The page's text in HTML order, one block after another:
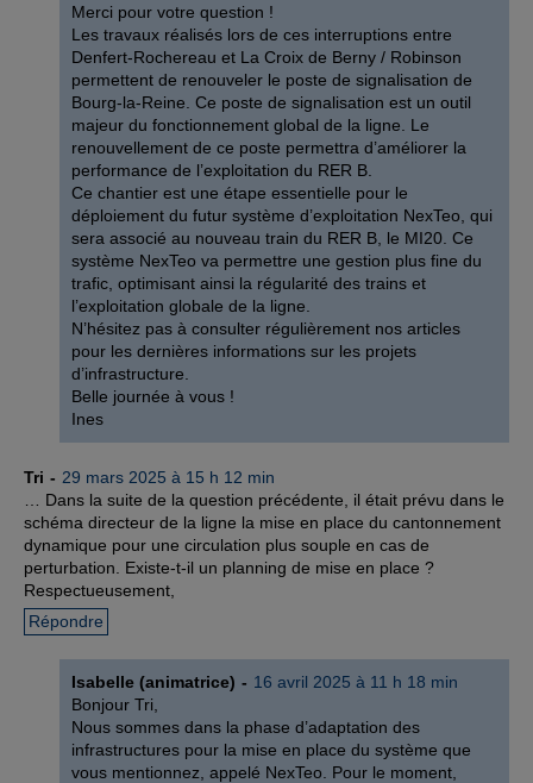
Merci pour votre question !
Les travaux réalisés lors de ces interruptions entre
Denfert-Rochereau et La Croix de Berny / Robinson
permettent de renouveler le poste de signalisation de
Bourg-la-Reine. Ce poste de signalisation est un outil
majeur du fonctionnement global de la ligne. Le
renouvellement de ce poste permettra d’améliorer la
performance de l’exploitation du RER B.
Ce chantier est une étape essentielle pour le
déploiement du futur système d’exploitation NexTeo, qui
sera associé au nouveau train du RER B, le MI20. Ce
système NexTeo va permettre une gestion plus fine du
trafic, optimisant ainsi la régularité des trains et
l’exploitation globale de la ligne.
N’hésitez pas à consulter régulièrement nos articles
pour les dernières informations sur les projets
d’infrastructure.
Belle journée à vous !
Ines
Tri
29 mars 2025 à 15 h 12 min
… Dans la suite de la question précédente, il était prévu dans le
schéma directeur de la ligne la mise en place du cantonnement
dynamique pour une circulation plus souple en cas de
perturbation. Existe-t-il un planning de mise en place ?
Respectueusement,
Répondre
Isabelle (animatrice)
16 avril 2025 à 11 h 18 min
Bonjour Tri,
Nous sommes dans la phase d’adaptation des
infrastructures pour la mise en place du système que
vous mentionnez, appelé NexTeo. Pour le moment,